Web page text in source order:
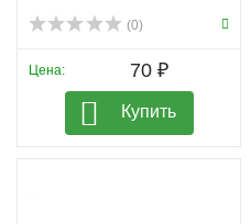
(0)
Цена: 70 ₽
Купить